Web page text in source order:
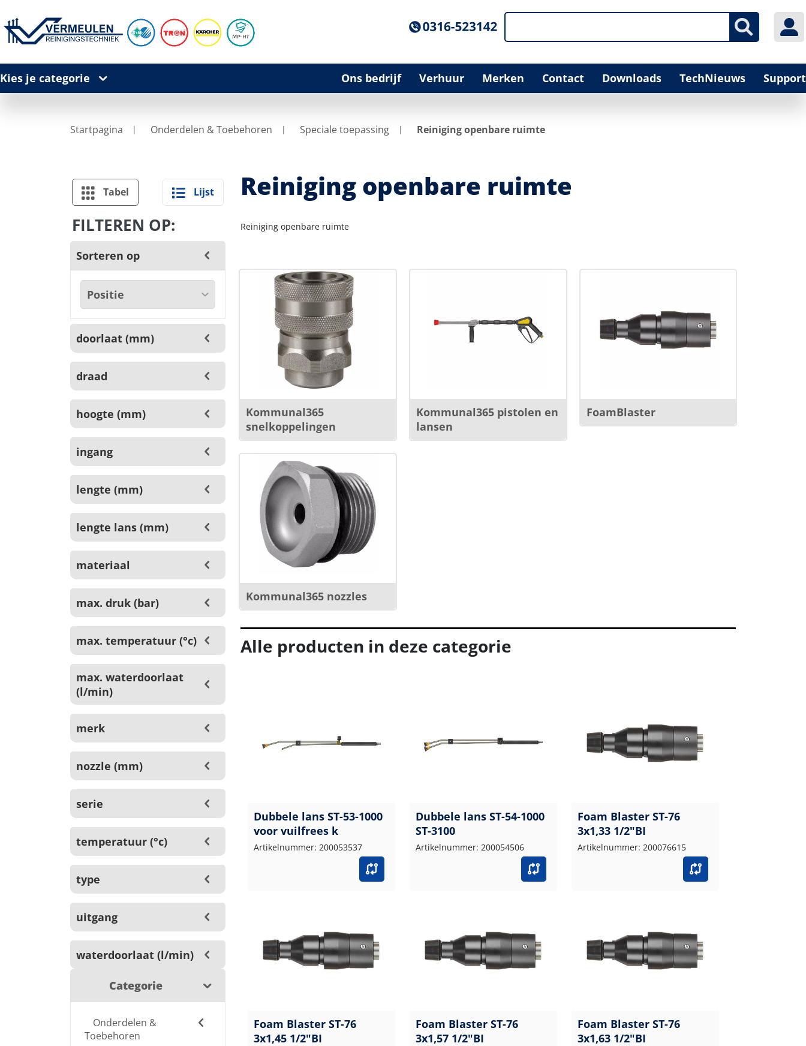
Kies je categorie Ons bedrijf Verhuur Merken Contact Downloads TechNieuws Support
Startpagina Onderdelen & Toebehoren Speciale toepassing Reiniging openbare ruimte
Tabel Lijst
FILTEREN OP:
Sorteren op
doorlaat (mm)
draad
hoogte (mm)
ingang
lengte (mm)
lengte lans (mm)
materiaal
max. druk (bar)
max. temperatuur (°c)
max. waterdoorlaat
(l/min)
merk
nozzle (mm)
serie
temperatuur (°c)
type
uitgang
waterdoorlaat (l/min)
Categorie
Onderdelen &
Toebehoren
Reiniging openbare ruimte
Reiniging openbare ruimte
Kommunal365
snelkoppelingen
Kommunal365 pistolen en
lansen
FoamBlaster
Kommunal365 nozzles
Alle producten in deze categorie
Dubbele lans ST-53-1000
voor vuilfrees k
Artikelnummer: 200053537
Dubbele lans ST-54-1000
ST-3100
Artikelnummer: 200054506
Foam Blaster ST-76
3x1,33 1/2"BI
Artikelnummer: 200076615
Foam Blaster ST-76
3x1,45 1/2"BI
Foam Blaster ST-76
3x1,57 1/2"BI
Foam Blaster ST-76
3x1,63 1/2"BI